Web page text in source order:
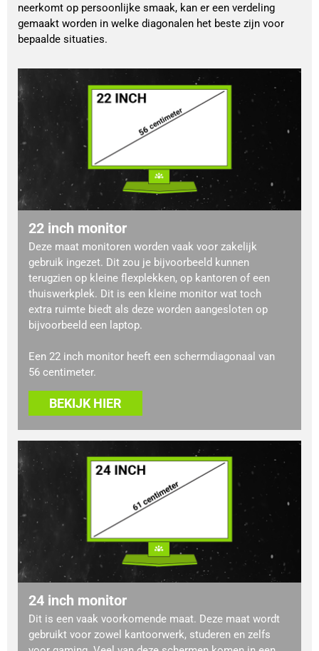
neerkomt op persoonlijke smaak, kan er een verdeling
gemaakt worden in welke diagonalen het beste zijn voor
bepaalde situaties.
22 inch monitor
Deze maat monitoren worden vaak voor zakelijk
gebruik ingezet. Dit zou je bijvoorbeeld kunnen
terugzien op kleine flexplekken, op kantoren of een
thuiswerkplek. Dit is een kleine monitor wat toch
extra ruimte biedt als deze worden aangesloten op
bijvoorbeeld een laptop.
Een 22 inch monitor heeft een schermdiagonaal van
56 centimeter.
BEKIJK HIER
24 inch monitor
Dit is een vaak voorkomende maat. Deze maat wordt
gebruikt voor zowel kantoorwerk, studeren en zelfs